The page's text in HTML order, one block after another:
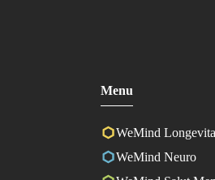
Menu
WeMind
WeMind Neuro